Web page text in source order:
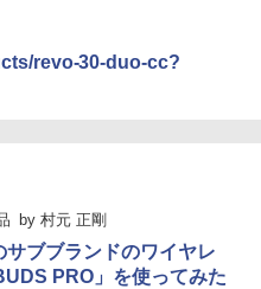
revo-30-duo-cc?
by 村元 正剛
ブブランドのワイヤレ
PRO」を使ってみた